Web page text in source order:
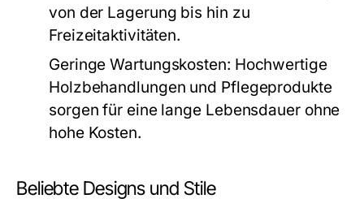
von der Lagerung bis hin zu
Freizeitaktivitäten.
Geringe Wartungskosten: Hochwertige
Holzbehandlungen und Pflegeprodukte
sorgen für eine lange Lebensdauer ohne
hohe Kosten.
Beliebte Designs und Stile